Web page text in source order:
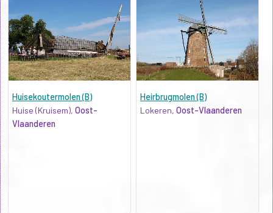
Huisekoutermolen (B)
Huise (Kruisem), Oost-
Vlaanderen
Heirbrugmolen (B)
Lokeren,Oost-Vlaanderen